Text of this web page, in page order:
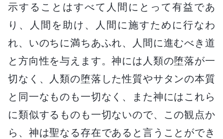
示することはすべて人間にとって有益であ
り、人間を助け、人間に施すために行なわ
れ、いのちに満ちあふれ、人間に進むべき道
と方向性を与えます。神には人類の堕落が一
切なく、人類の堕落した性質やサタンの本質
と同一なものも一切なく、また神にはこれら
に類似するものも一切ないので、この観点か
ら、神は聖なる存在であると言うことができ